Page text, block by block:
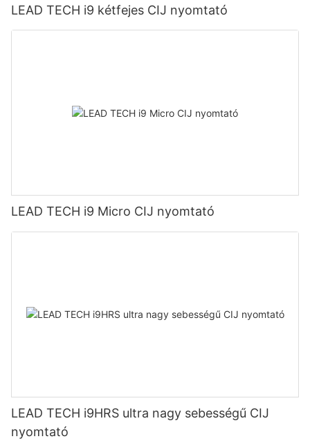
LEAD TECH i9 kétfejes CIJ nyomtató
LEAD TECH i9 Micro CIJ nyomtató
LEAD TECH i9HRS ultra nagy sebességű CIJ
nyomtató